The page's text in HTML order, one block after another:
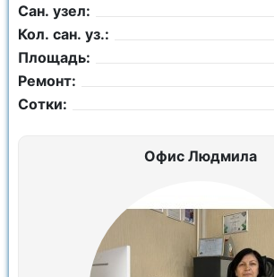
Сан. узел:
Кол. сан. уз.:
Площадь:
Ремонт:
Сотки:
Офис Людмила